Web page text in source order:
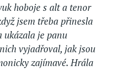
hoboje s alt a tenor
jsem třeba přinesla
ukázala je panu
vyjadřoval, jak jsou
zajímavé. Hrála